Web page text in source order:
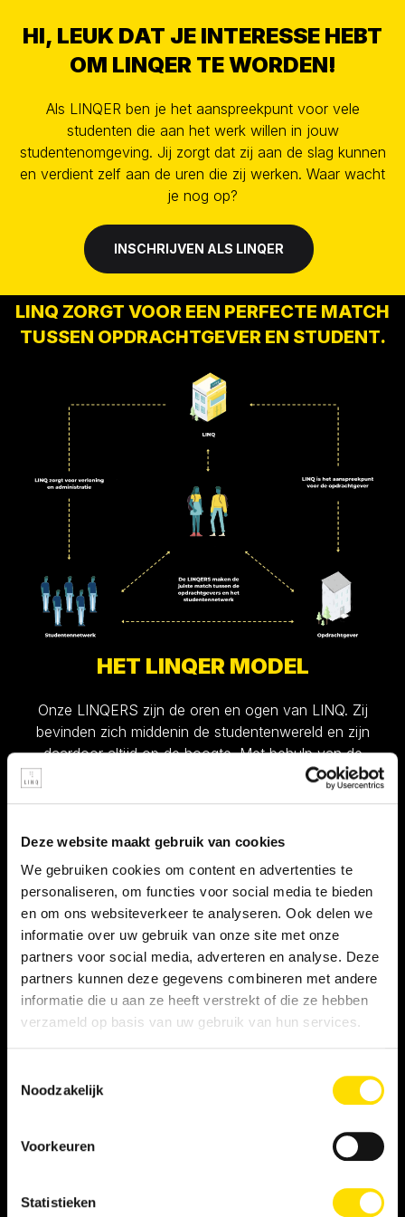
Deze website maakt gebruik van cookies
We gebruiken cookies om content en advertenties te
personaliseren, om functies voor social media te bieden
en om ons websiteverkeer te analyseren. Ook delen we
informatie over uw gebruik van onze site met onze
partners voor social media, adverteren en analyse. Deze
partners kunnen deze gegevens combineren met andere
informatie die u aan ze heeft verstrekt of die ze hebben
verzameld op basis van uw gebruik van hun services.
Noodzakelijk
Voorkeuren
Statistieken
HI, LEUK DAT JE INTERESSE HEBT
OM LINQER TE WORDEN!
Als LINQER ben je het aanspreekpunt voor vele
studenten die aan het werk willen in jouw
studentenomgeving. Jij zorgt dat zij aan de slag kunnen
en verdient zelf aan de uren die zij werken. Waar wacht
je nog op?
INSCHRIJVEN ALS LINQER
LINQ ZORGT VOOR EEN PERFECTE MATCH
TUSSEN OPDRACHTGEVER EN STUDENT.
HET LINQER MODEL
Onze LINQERS zijn de oren en ogen van LINQ. Zij
bevinden zich middenin de studentenwereld en zijn
daardoor altijd op de hoogte. Met behulp van de
LINQERS en hun netwerk, kunnen we door heel